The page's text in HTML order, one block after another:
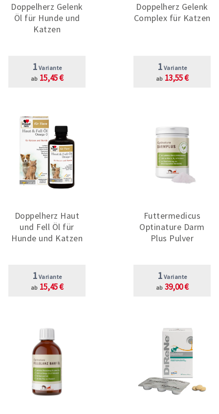
Doppelherz Gelenk
Öl für Hunde und
Katzen
1 Variante
ab 15,45 €
Doppelherz Gelenk
Complex für Katzen
1 Variante
ab 13,55 €
Doppelherz Haut
und Fell Öl für
Hunde und Katzen
1 Variante
ab 15,45 €
Futtermedicus
Optinature Darm
Plus Pulver
1 Variante
ab 39,00 €